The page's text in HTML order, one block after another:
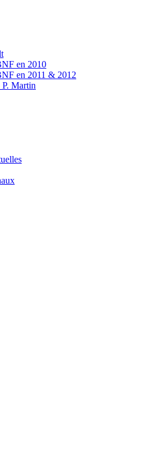
en 2010
en 2011 & 2012
Martin